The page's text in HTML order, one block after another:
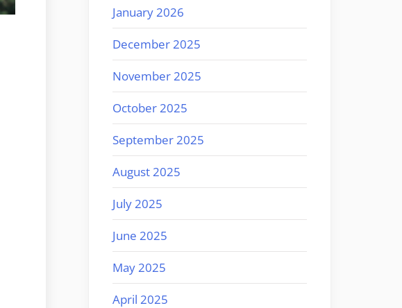
January 2026
December 2025
November 2025
October 2025
September 2025
August 2025
July 2025
June 2025
May 2025
April 2025